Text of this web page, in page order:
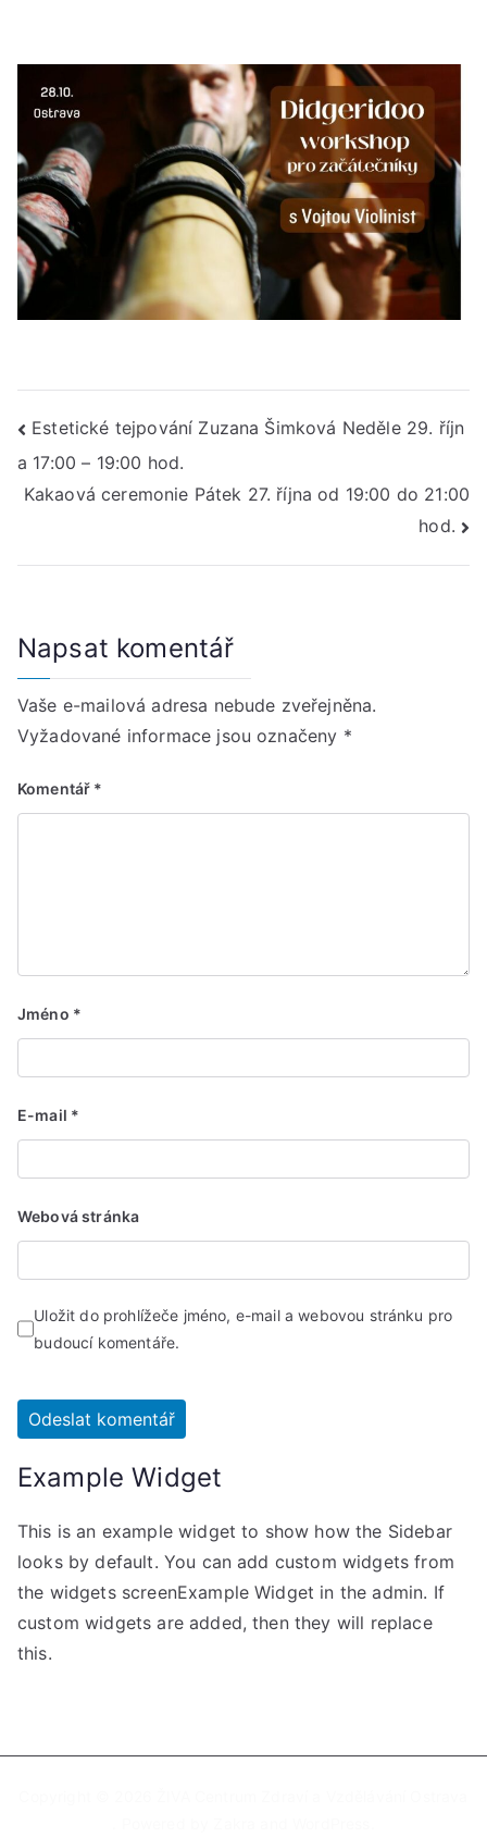
Navigace
pro
Estetické tejpování Zuzana Šimková Neděle 29. říjn
a 17:00 – 19:00 hod.
Kakaová ceremonie Pátek 27. října od 19:00 do 21:00
hod.
Napsat komentář
Vaše e-mailová adresa nebude zveřejněna.
Vyžadované informace jsou označeny *
Komentář *
Jméno *
E-mail *
Webová stránka
Uložit do prohlížeče jméno, e-mail a webovou stránku pro
budoucí komentáře.
Example Widget
This is an example widget to show how the Sidebar
looks by default. You can add custom widgets from
the widgets screenExample Widget in the admin. If
custom widgets are added, then they will replace
this.